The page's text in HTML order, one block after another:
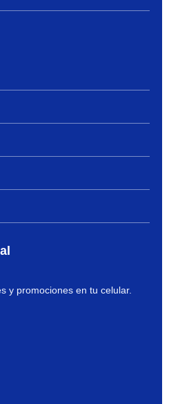
y promociones en tu celular.